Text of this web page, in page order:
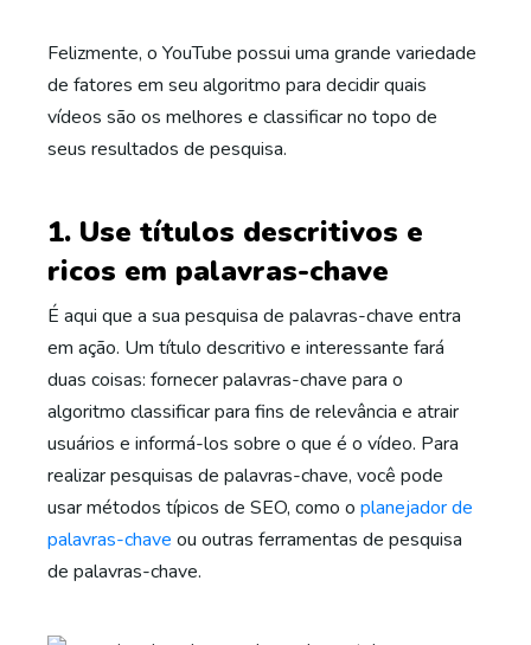
Felizmente, o YouTube possui uma grande variedade
de fatores em seu algoritmo para decidir quais
vídeos são os melhores e classificar no topo de
seus resultados de pesquisa.
1. Use títulos descritivos e
ricos em palavras-chave
É aqui que a sua pesquisa de palavras-chave entra
em ação. Um título descritivo e interessante fará
duas coisas: fornecer palavras-chave para o
algoritmo classificar para fins de relevância e atrair
usuários e informá-los sobre o que é o vídeo. Para
realizar pesquisas de palavras-chave, você pode
usar métodos típicos de SEO, como o planejador de
palavras-chave ou outras ferramentas de pesquisa
de palavras-chave.